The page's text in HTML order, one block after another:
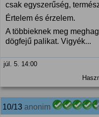
csak egyszerűség,
Értelem és érzelem.
A többieknek meg
dögfejű palikat. Vigyék...
júl. 5. 14:00
10/13 anonim